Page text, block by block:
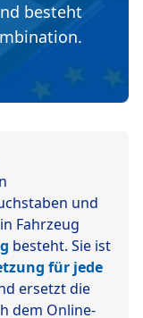
besteht
und
Fahrzeug
besteht. Sie ist
für jede
ersetzt die
dem Online-